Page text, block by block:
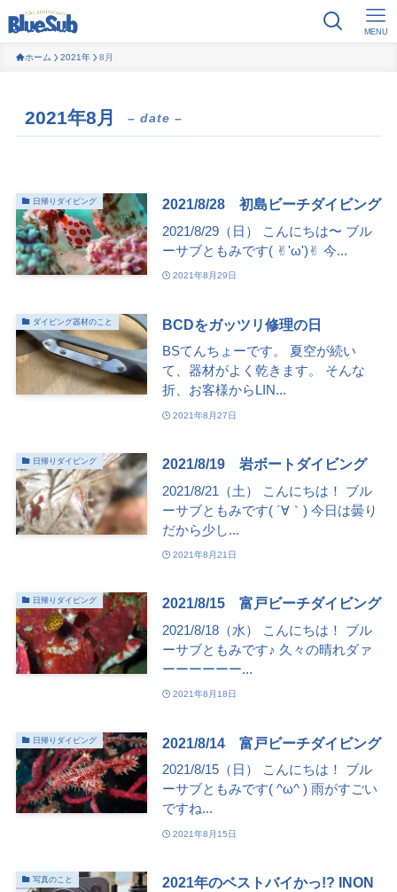
MENU
ホーム 2021年 8月
2021年8月 – date –
日帰りダイビング 2021/8/28 初島ビーチダイビング
2021/8/29（日） こんにちは〜 ブル
ーサブともみです( ✌︎'ω')✌︎ 今...
2021年8月29日
ダイビング器材のこと BCDをガッツリ修理の日
BSてんちょーです。 夏空が続い
て、器材がよく乾きます。 そんな
折、お客様からLIN...
2021年8月27日
日帰りダイビング 2021/8/19 岩ボートダイビング
2021/8/21（土） こんにちは！ ブル
ーサブともみです( ´∀｀) 今日は曇り
だから少し...
2021年8月21日
日帰りダイビング 2021/8/15 富戸ビーチダイビング
2021/8/18（水） こんにちは！ ブル
ーサブともみです♪ 久々の晴れダァ
ーーーーーー...
2021年8月18日
日帰りダイビング 2021/8/14 富戸ビーチダイビング
2021/8/15（日） こんにちは！ ブル
ーサブともみです( ^ω^ ) 雨がすごい
ですね...
2021年8月15日
写真のこと
2021年のベストバイかっ!? INON